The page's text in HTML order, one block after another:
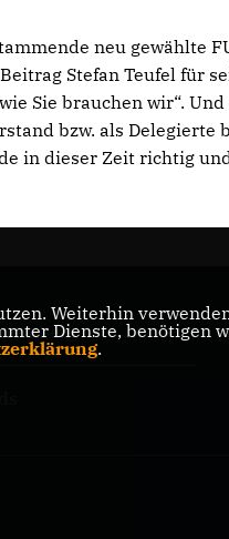
neu gewählte
Stefan Teufel für
Sie brauchen wir“.
bzw. als Delegierte
in dieser Zeit richtig
Weiterhin
Dienste,
.